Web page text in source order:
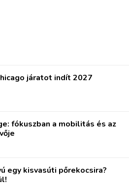
járatot indít 2027
fókuszban a mobilitás és az
egy kisvasúti pőrekocsira?